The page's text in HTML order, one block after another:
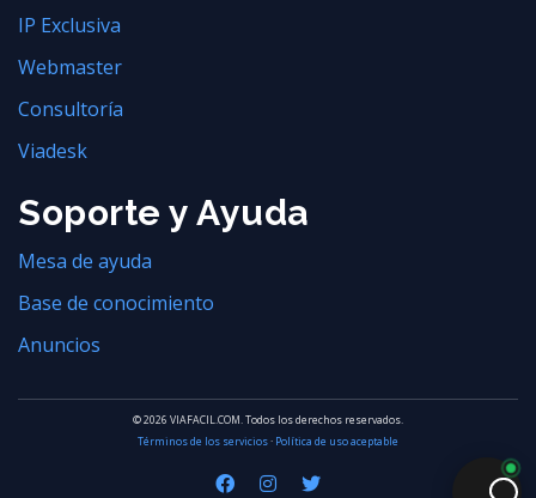
IP Exclusiva
Webmaster
Consultoría
Viadesk
Soporte y Ayuda
Mesa de ayuda
Base de conocimiento
Anuncios
© 2026 VIAFACIL.COM. Todos los derechos reservados.
Términos de los servicios· Política de uso aceptable